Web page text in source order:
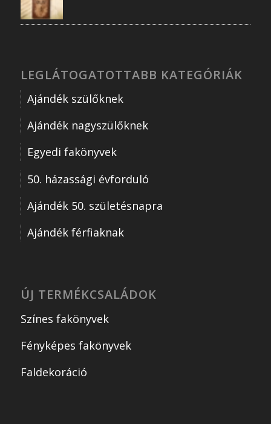
LEGLÁTOGATOTTABB KATEGÓRIÁK
Ajándék szülőknek
Ajándék nagyszülőknek
Egyedi fakönyvek
50. házassági évforduló
Ajándék 50. születésnapra
Ajándék férfiaknak
ÚJ TERMÉKCSALÁDOK
Színes fakönyvek
Fényképes fakönyvek
Faldekoráció